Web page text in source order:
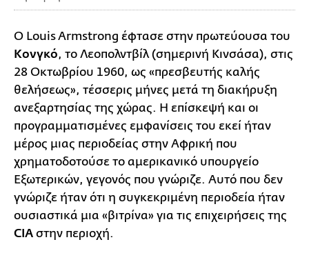
Ο Louis Armstrong έφτασε στην πρωτεύουσα του
Κονγκό, το Λεοπολντβίλ (σημερινή Κινσάσα), στις
28 Οκτωβρίου 1960, ως «πρεσβευτής καλής
θελήσεως», τέσσερις μήνες μετά τη διακήρυξη
ανεξαρτησίας της χώρας. Η επίσκεψή και οι
προγραμματισμένες εμφανίσεις του εκεί ήταν
μέρος μιας περιοδείας στην Αφρική που
χρηματοδοτούσε το αμερικανικό υπουργείο
Εξωτερικών, γεγονός που γνώριζε. Αυτό που δεν
γνώριζε ήταν ότι η συγκεκριμένη περιοδεία ήταν
ουσιαστικά μια «βιτρίνα» για τις επιχειρήσεις της
CIA στην περιοχή.